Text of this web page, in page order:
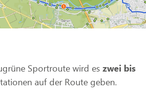
Sportroute wird es zwei bis
auf der Route geben.